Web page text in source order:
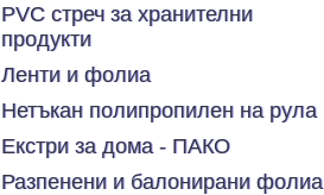
PVC стреч за хранителни
продукти
Ленти и фолиа
Нетъкан полипропилен на рула
Екстри за дома - ПАКО
Разпенени и балонирани фолиа